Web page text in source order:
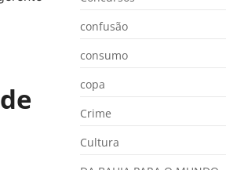
confusão
consumo
copa
Crime
Cultura